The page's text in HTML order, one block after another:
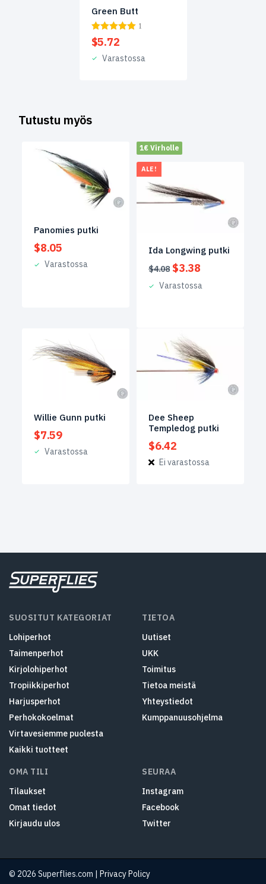
Green Butt
1
$5.72
Varastossa
Tutustu myös
Panomies putki
$8.05
Varastossa
1€ Virholle
ALE!
Ida Longwing putki
$4.08 Alkuperäinen
hinta
oli:
$3.38
on:
Varastossa
Willie Gunn putki
$7.59
Varastossa
Dee Sheep
Templedog putki
$6.42
Ei varastossa
SUOSITUT KATEGORIAT
Lohiperhot
Taimenperhot
Kirjolohiperhot
Tropiikkiperhot
Harjusperhot
Perhokokoelmat
Virtavesiemme puolesta
Kaikki tuotteet
TIETOA
Uutiset
UKK
Toimitus
Tietoa meistä
Yhteystiedot
Kumppanuusohjelma
OMA TILI
Tilaukset
Omat tiedot
Kirjaudu ulos
SEURAA
Instagram
Facebook
Twitter
© 2026 Superflies.com | Privacy Policy